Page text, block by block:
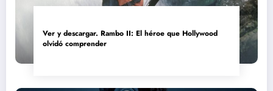
Ver y descargar. Rambo II: El héroe que Hollywood
olvidó comprender